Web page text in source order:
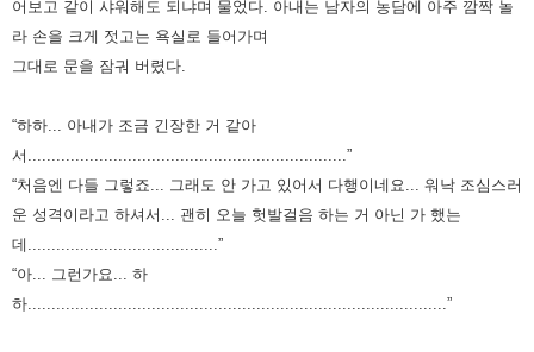
어보고 같이 샤워해도 되냐며 물었다. 아내는 남자의 농담에 아주 깜짝 놀
라 손을 크게 젓고는 욕실로 들어가며
그대로 문을 잠궈 버렸다.
“하하... 아내가 조금 긴장한 거 같아
서...................................................................”
“처음엔 다들 그렇죠... 그래도 안 가고 있어서 다행이네요... 워낙 조심스러
운 성격이라고 하셔서... 괜히 오늘 헛발걸음 하는 거 아닌 가 했는
데........................................”
“아... 그런가요... 하
하........................................................................................”